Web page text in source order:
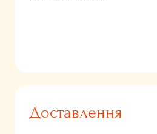
Доставлення